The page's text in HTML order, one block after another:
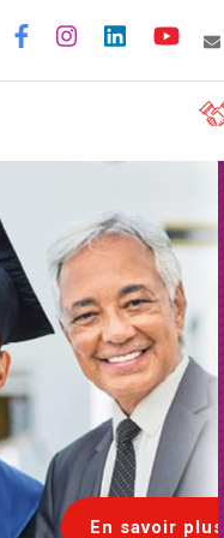
Social menu
En savoir plus